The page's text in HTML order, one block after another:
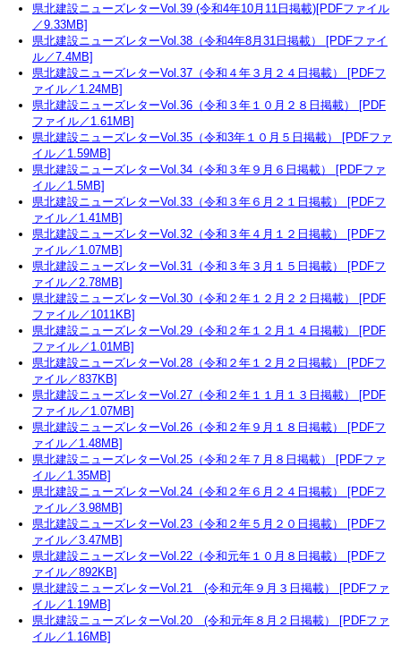
県北建設ニューズレターVol.39 (令和4年10月11日掲載)[PDFファイル
／9.33MB]
県北建設ニューズレターVol.38（令和4年8月31日掲載） [PDFファイ
ル／7.4MB]
県北建設ニューズレターVol.37（令和４年３月２４日掲載） [PDFフ
ァイル／1.24MB]
県北建設ニューズレターVol.36（令和３年１０月２８日掲載） [PDF
ファイル／1.61MB]
県北建設ニューズレターVol.35（令和3年１０月５日掲載） [PDFファ
イル／1.59MB]
県北建設ニューズレターVol.34（令和３年９月６日掲載） [PDFファ
イル／1.5MB]
県北建設ニューズレターVol.33（令和３年６月２１日掲載） [PDFフ
ァイル／1.41MB]
県北建設ニューズレターVol.32（令和３年４月１２日掲載） [PDFフ
ァイル／1.07MB]
県北建設ニューズレターVol.31（令和３年３月１５日掲載） [PDFフ
ァイル／2.78MB]
県北建設ニューズレターVol.30（令和２年１２月２２日掲載） [PDF
ファイル／1011KB]
県北建設ニューズレターVol.29（令和２年１２月１４日掲載） [PDF
ファイル／1.01MB]
県北建設ニューズレターVol.28（令和２年１２月２日掲載） [PDFフ
ァイル／837KB]
県北建設ニューズレターVol.27（令和２年１１月１３日掲載） [PDF
ファイル／1.07MB]
県北建設ニューズレターVol.26（令和２年９月１８日掲載） [PDFフ
ァイル／1.48MB]
県北建設ニューズレターVol.25（令和２年７月８日掲載） [PDFファ
イル／1.35MB]
県北建設ニューズレターVol.24（令和２年６月２４日掲載） [PDFフ
ァイル／3.98MB]
県北建設ニューズレターVol.23（令和２年５月２０日掲載） [PDFフ
ァイル／3.47MB]
県北建設ニューズレターVol.22（令和元年１０月８日掲載） [PDFフ
ァイル／892KB]
県北建設ニューズレターVol.21 (令和元年９月３日掲載） [PDFファ
イル／1.19MB]
県北建設ニューズレターVol.20 (令和元年８月２日掲載） [PDFファ
イル／1.16MB]